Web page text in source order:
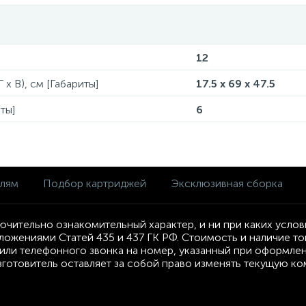
12
x В), см [Габариты]
17.5 x 69 x 47.5
6
Подбор картриджей Эксклюзивная сборка
ознакомительный характер, и ни при каких
Статей 435 и 437 ГК РФ. Стоимость и наличие
телефонного звонка на номер, указанный при
оставляет за собой право изменять текущую